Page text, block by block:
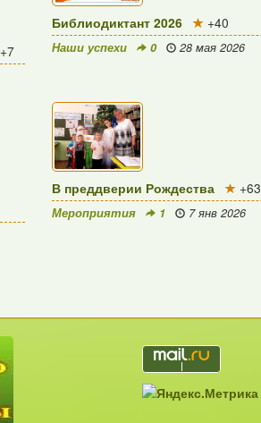
+7
Библиодиктант 2026 +40
Наши успехи 0 28 мая 2026
В преддверии Рождества +63
Мероприятия 1 7 янв 2026